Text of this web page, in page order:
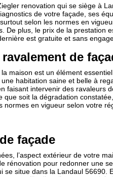
renovation qui se siège à
de votre façade, ses
selon les normes en
De plus, le prix de la prestation
est gratuite et sans
de
maison est un élément
habitation saine et belle à
faisant intervenir des ravaleurs
que soit la dégradation
normes en vigueur selon votre
façade
l’aspect extérieur de votre
rénovation pour redonner une
se situe dans la Landaul 56690.